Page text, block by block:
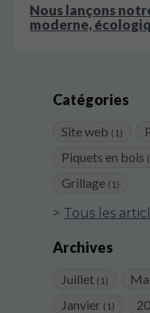
Catégories
Site web (1)
Piquets en bois
Grillage (1)
Tous les
Archives
Juillet (1)
Janvier (1)
Nous lançons
moderne,